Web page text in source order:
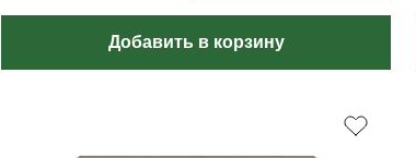
Добавить в корзину